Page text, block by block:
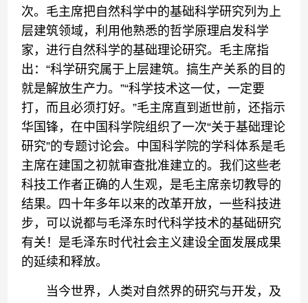
次。毛主席把自然科学中的基础科学研究列为上
层建筑领域，利用他熟悉的哲学原理启发科学
家，进行自然科学的基础理论研究。毛主席指
出：“科学研究属于上层建筑。搞生产关系的目的
就是解放生产力。”“科学技术这一仗，一定要
打，而且必须打好。”毛主席直到逝世前，还指示
华国锋，在中国科学院组织了一次“关于基础理论
研究”的专题讨论会。中国科学院的学科体系是毛
主席在建国之初就审查批准建立的。我们这些老
科技工作者正确的人生观，是毛主席亲切教导的
结果。四十年多年以来的改革开放，一些科技进
步，可以说都与毛泽东时代科学技术的基础研究
有关！是毛泽东时代社会主义建设全面发展成果
的延续和释放。
当今世界，人类对自然界的研究与开发，及